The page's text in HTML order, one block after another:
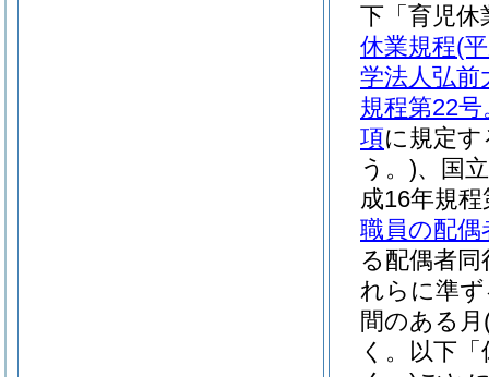
下「育児休
休業規程(
学法人弘前
規程第22
項に規定
う。)、国
成16年規程
職員の配
る配偶者同
れらに準
間のある月
く。以下